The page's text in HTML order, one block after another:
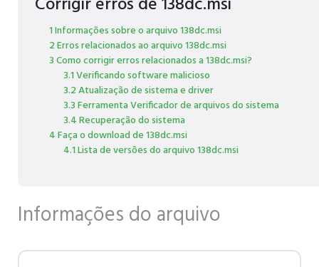
1 Informações sobre o arquivo 138dc.msi
2 Erros relacionados ao arquivo 138dc.msi
3 Como corrigir erros relacionados a 138dc.msi?
3.1 Verificando software malicioso
3.2 Atualização de sistema e driver
3.3 Ferramenta Verificador de arquivos do sistema
3.4 Recuperação do sistema
4 Faça o download de 138dc.msi
4.1 Lista de versões do arquivo 138dc.msi
Informações do arquivo